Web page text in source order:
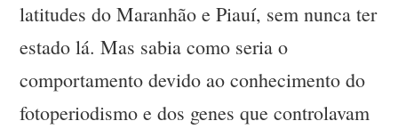
latitudes do Maranhão e Piauí, sem nunca ter
estado lá. Mas sabia como seria o
comportamento devido ao conhecimento do
fotoperiodismo e dos genes que controlavam